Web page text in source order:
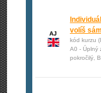
AJ
volíš
kód kurzu
A0 - Úplný
pokročilý,